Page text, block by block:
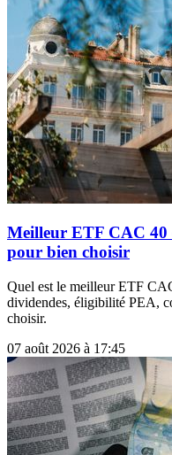
Meilleur ETF CAC 40
pour bien choisir
Quel est le meilleur ETF
dividendes, éligibilité PEA,
choisir.
07 août 2026 à 17:45